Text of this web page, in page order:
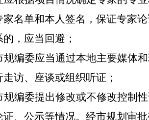
家名单和本人签名，保证专家
，应当回避；
规编委应当通过本地主要媒体
访、座谈或组织听证；
规编委提出修改或不修改控制
证、公示等情况。经市规划审